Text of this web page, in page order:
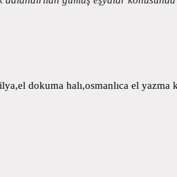
dokuma halı,osmanlıca el